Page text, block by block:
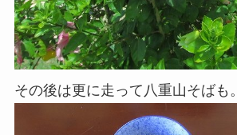
その後は更に走って八重山そばも。